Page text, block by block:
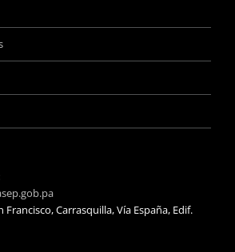
Carrasquilla, Vía España, Edif.